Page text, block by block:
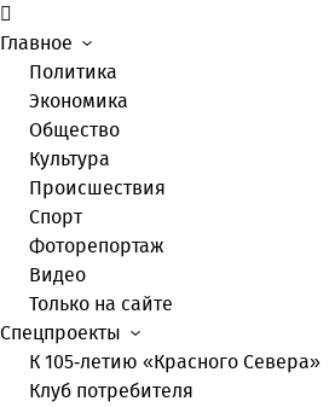
Главное
Политика
Экономика
Общество
Культура
Происшествия
Спорт
Фоторепортаж
Видео
Только на сайте
Спецпроекты
К 105-летию «Красного Севера»
Клуб потребителя